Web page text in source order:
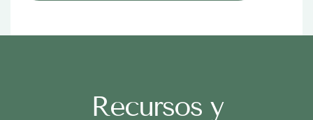
Recursos y